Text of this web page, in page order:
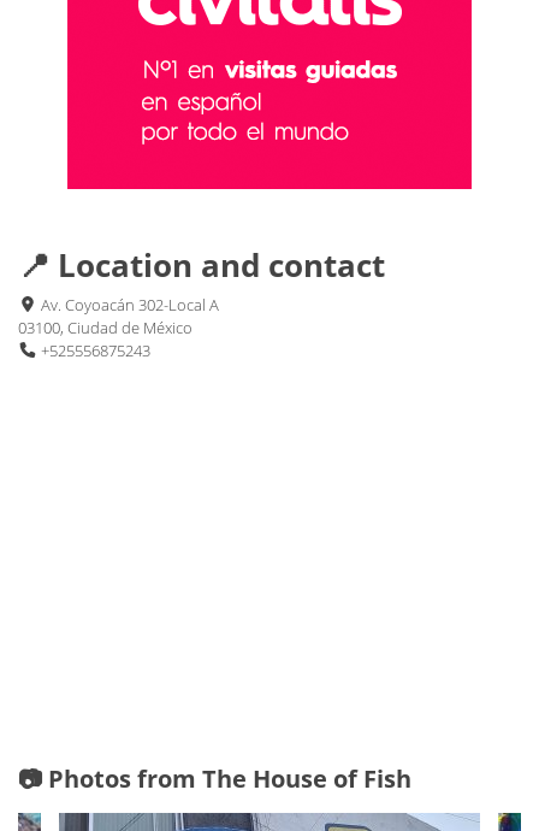
📍 Location and contact
Av. Coyoacán 302-Local A
03100, Ciudad de México
+525556875243
📷 Photos from The House of Fish